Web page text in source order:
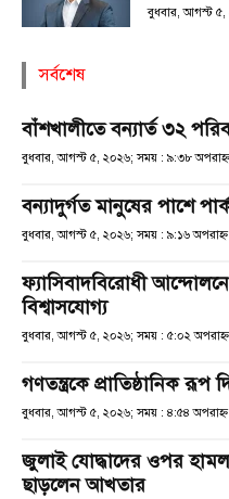
বুধবার, আগস্ট
সর্বশেষ
বাঁশখালীতে বন্যার্ত ৩২
বুধবার, আগস্ট ৫, ২০২৬; সময় : ৯:৩৮ অপরাহ্ণ
বন্যাদুর্গত মানুষের পাশে
বুধবার, আগস্ট ৫, ২০২৬; সময় : ৯:১৬ অপরাহ্ণ
ফ্যাসিবাদবিরোধী আন্দোলনে
বিশ্বাসযোগ্য
বুধবার, আগস্ট ৫, ২০২৬; সময় : ৫:০২ অপরাহ্ণ
গণতন্ত্রকে প্রাতিষ্ঠানিক রূপ
বুধবার, আগস্ট ৫, ২০২৬; সময় : ৪:৫৪ অপরাহ্ণ
জুলাই যোদ্ধাদের ওপর
ছাড়লেন আখতার